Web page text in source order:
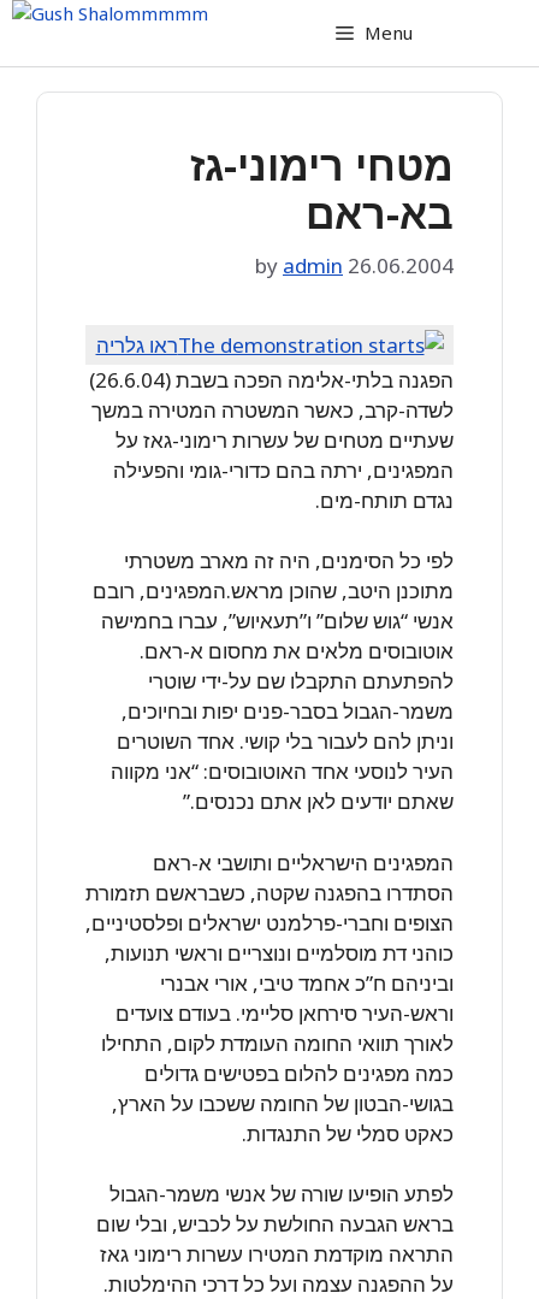
Skip
content
Menu
מטחי רימוני-גז
בא-ראם
26.06.2004
by admin
ראו גלריה
הפגנה בלתי-אלימה הפכה בשבת (26.6.04)
לשדה-קרב, כאשר המשטרה המטירה במשך
שעתיים מטחים של עשרות רימוני-גאז על
המפגינים, ירתה בהם כדורי-גומי והפעילה
נגדם תותח-מים.
לפי כל הסימנים, היה זה מארב משטרתי
מתוכנן היטב, שהוכן מראש.המפגינים, רובם
אנשי “גוש שלום” ו”תעאיוש”, עברו בחמישה
אוטובוסים מלאים את מחסום א-ראם.
להפתעתם התקבלו שם על-ידי שוטרי
משמר-הגבול בסבר-פנים יפות ובחיוכים,
וניתן להם לעבור בלי קושי. אחד השוטרים
העיר לנוסעי אחד האוטובוסים: “אני מקווה
שאתם יודעים לאן אתם נכנסים.”
המפגינים הישראליים ותושבי א-ראם
הסתדרו בהפגנה שקטה, כשבראשם תזמורת
הצופים וחברי-פרלמנט ישראלים ופלסטיניים,
כוהני דת מוסלמיים ונוצריים וראשי תנועות,
וביניהם ח”כ אחמד טיבי, אורי אבנרי
וראש-העיר סירחאן סליימי. בעודם צועדים
לאורך תוואי החומה העומדת לקום, התחילו
כמה מפגינים להלום בפטישים גדולים
בגושי-הבטון של החומה ששכבו על הארץ,
כאקט סמלי של התנגדות.
לפתע הופיעו שורה של אנשי משמר-הגבול
בראש הגבעה החולשת על לכביש, ובלי שום
התראה מוקדמת המטירו עשרות רימוני גאז
על ההפגנה עצמה ועל כל דרכי ההימלטות.